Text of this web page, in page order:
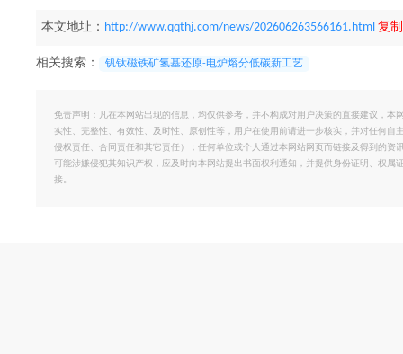
本文地址： http://www.qqthj.com/news/202606263566161.html 复
相关搜索： 钒钛磁铁矿氢基还原-电炉熔分低碳新工艺
免责声明：凡在本网站出现的信息，均仅供参考，并不构成对用户决策的直接建议，
实性、完整性、有效性、及时性、原创性等，用户在使用前请进一步核实，并对任何
侵权责任、合同责任和其它责任）；任何单位或个人通过本网站网页而链接及得到的
可能涉嫌侵犯其知识产权，应及时向本网站提出书面权利通知，并提供身份证明、权
接。